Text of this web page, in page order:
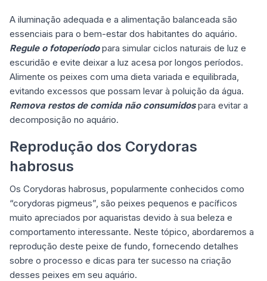
A iluminação adequada e a alimentação balanceada são
essenciais para o bem-estar dos habitantes do aquário.
Regule o fotoperíodopara simular ciclos naturais de luz e
escuridão e evite deixar a luz acesa por longos períodos.
Alimente os peixes com uma dieta variada e equilibrada,
evitando excessos que possam levar à poluição da água.
Remova restos de comida não consumidospara evitar a
decomposição no aquário.
Reprodução dos Corydoras
habrosus
Os Corydoras habrosus, popularmente conhecidos como
“corydoras pigmeus”, são peixes pequenos e pacíficos
muito apreciados por aquaristas devido à sua beleza e
comportamento interessante. Neste tópico, abordaremos a
reprodução deste peixe de fundo, fornecendo detalhes
sobre o processo e dicas para ter sucesso na criação
desses peixes em seu aquário.